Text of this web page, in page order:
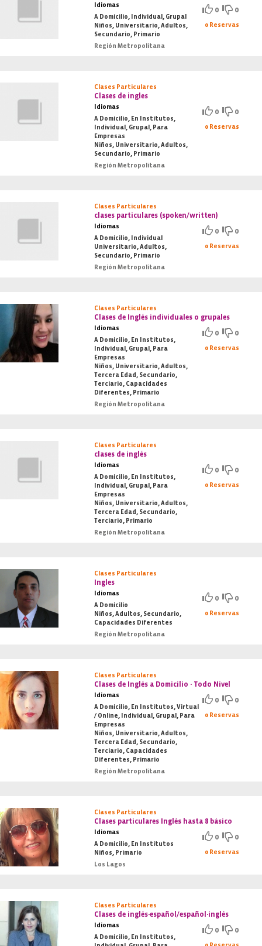
Idiomas
A Domicilio, Individual, Grupal
Niños, Universitario, Adultos,
Secundario, Primario
Región Metropolitana
0 0
0 Reservas
Clases Particulares
Clases de ingles
Idiomas
A Domicilio, En Institutos,
Individual, Grupal, Para
Empresas
Niños, Universitario, Adultos,
Secundario, Primario
Región Metropolitana
0 0
0 Reservas
Clases Particulares
clases particulares (spoken/written)
Idiomas
A Domicilio, Individual
Universitario, Adultos,
Secundario, Primario
Región Metropolitana
0 0
0 Reservas
Clases Particulares
Clases de Inglés individuales o grupales
Idiomas
A Domicilio, En Institutos,
Individual, Grupal, Para
Empresas
Niños, Universitario, Adultos,
Tercera Edad, Secundario,
Terciario, Capacidades
Diferentes, Primario
Región Metropolitana
0 0
0 Reservas
Clases Particulares
clases de inglés
Idiomas
A Domicilio, En Institutos,
Individual, Grupal, Para
Empresas
Niños, Universitario, Adultos,
Tercera Edad, Secundario,
Terciario, Primario
Región Metropolitana
0 0
0 Reservas
Clases Particulares
Ingles
Idiomas
A Domicilio
Niños, Adultos, Secundario,
Capacidades Diferentes
Región Metropolitana
0 0
0 Reservas
Clases Particulares
Clases de Inglés a Domicilio - Todo Nivel
Idiomas
A Domicilio, En Institutos, Virtual
/ Online, Individual, Grupal, Para
Empresas
Niños, Universitario, Adultos,
Tercera Edad, Secundario,
Terciario, Capacidades
Diferentes, Primario
Región Metropolitana
0 0
0 Reservas
Clases Particulares
Clases particulares Inglés hasta 8 básico
Idiomas
A Domicilio, En Institutos
Niños, Primario
Los Lagos
0 0
0 Reservas
Clases Particulares
Clases de inglés-español/español-inglés
Idiomas
A Domicilio, En Institutos,
0 0